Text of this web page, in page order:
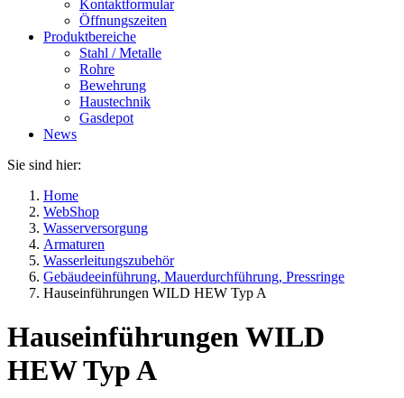
Kontaktformular
Öffnungszeiten
Produktbereiche
Stahl / Metalle
Rohre
Bewehrung
Haustechnik
Gasdepot
News
Sie sind hier:
Home
WebShop
Wasserversorgung
Armaturen
Wasserleitungszubehör
Gebäudeeinführung, Mauerdurchführung, Pressringe
Hauseinführungen WILD HEW Typ A
Hauseinführungen WILD
HEW Typ A